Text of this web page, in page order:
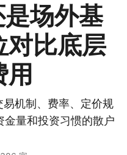
场外基
对比底层
用
机制、费率、定价规
金量和投资习惯的散户